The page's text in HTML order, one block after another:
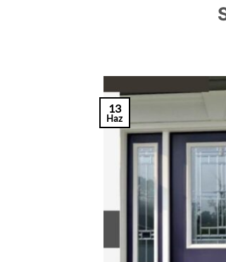
13
Haz